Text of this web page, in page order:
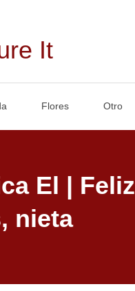
It
Flores Otro
El | Feliz
nieta